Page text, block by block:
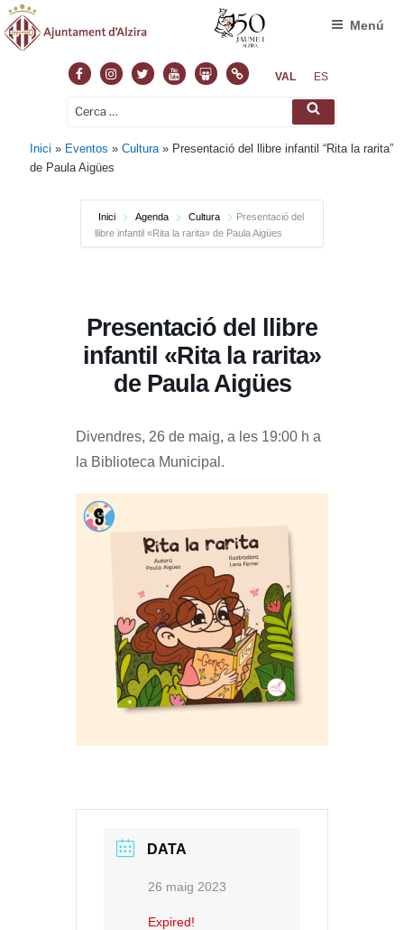
FacebookInstagram
TwitterYoutubeSlideshare
NormasVAL ES
Cerca: Cerca
Menú
Inici » Eventos »Cultura » Presentació del llibre infantil “Rita la rarita”
de Paula Aigües
Inici Agenda Cultura
Presentació del
llibre infantil «Rita la rarita» de Paula Aigües
Presentació del llibre
infantil «Rita la rarita»
de Paula Aigües
Divendres, 26 de maig, a les 19:00 h a
la Biblioteca Municipal.
DATA
26 maig 2023
Expired!